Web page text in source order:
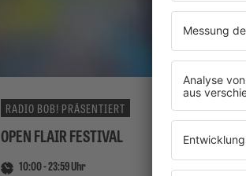
RADIO BOB! PRÄSENTIERT
OPEN FLAIR FESTIVAL
10:00-23:59Uhr